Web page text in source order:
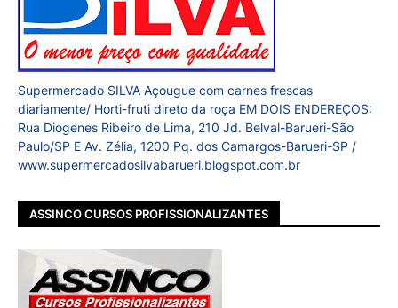
Supermercado SILVA Açougue com carnes frescas
diariamente/ Horti-fruti direto da roça EM DOIS ENDEREÇOS:
Rua Diogenes Ribeiro de Lima, 210 Jd. Belval-Barueri-São
Paulo/SP E Av. Zélia, 1200 Pq. dos Camargos-Barueri-SP /
www.supermercadosilvabarueri.blogspot.com.br
ASSINCO CURSOS PROFISSIONALIZANTES